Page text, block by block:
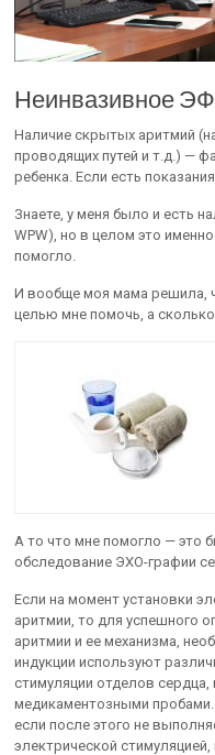
Неинвазивное
Наличие скрытых аритмий
проводящих путей и т.д.) —
ребенка. Если есть
Знаете, у меня было и есть
WPW), но в целом это
помогло.
И вообще моя мама решила,
целью мне помочь, а сколько
А то что мне помогло — это
обследование ЭХО-графии
Если на момент установки
аритмии, то для успешного
аритмии и ее механизма,
индукции используют
стимуляции отделов сердца,
медикаментозными
если после этого не
электрической